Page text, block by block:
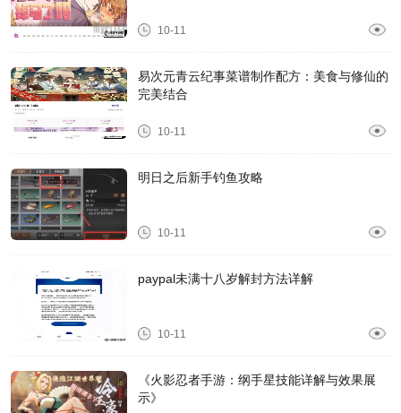
10-11
易次元青云纪事菜谱制作配方：美食与修仙的
完美结合
10-11
明日之后新手钓鱼攻略
10-11
paypal未满十八岁解封方法详解
10-11
《火影忍者手游：纲手星技能详解与效果展
示》